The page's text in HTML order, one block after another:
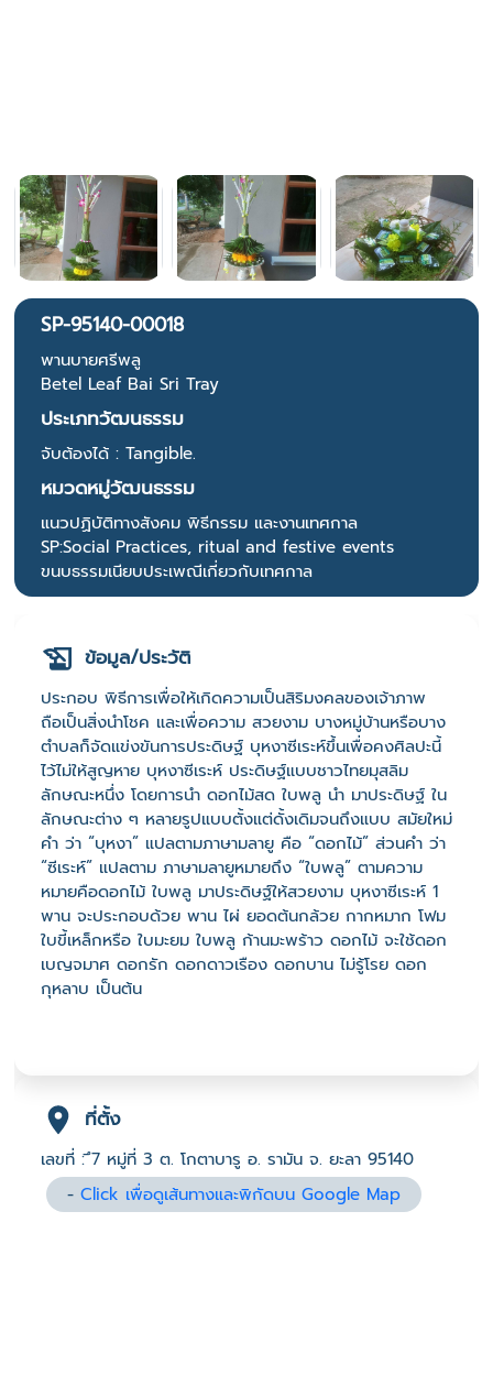
SP-95140-00018
พานบายศรีพลู
Betel Leaf Bai Sri Tray
ประเภทวัฒนธรรม
จับต้องได้ : Tangible.
หมวดหมู่วัฒนธรรม
แนวปฏิบัติทางสังคม พิธีกรรม และงานเทศกาล
SP:Social Practices, ritual and festive events
ขนบธรรมเนียบประเพณีเกี่ยวกับเทศกาล
ข้อมูล/ประวัติ
ประกอบ พิธีการเพื่อให้เกิดความเป็นสิริมงคลของเจ้าภาพ
ถือเป็นสิ่งนําโชค และเพื่อความ สวยงาม บางหมู่บ้านหรือบาง
ตําบลก็จัดแข่งขันการประดิษฐ์ บุหงาซีเระห์ขึ้นเพื่อคงศิลปะนี้
ไว้ไม่ให้สูญหาย บุหงาซีเระห์ ประดิษฐ์แบบชาวไทยมุสลิม
ลักษณะหนึ่ง โดยการนํา ดอกไม้สด ใบพลู นํา มาประดิษฐ์ ใน
ลักษณะต่าง ๆ หลายรูปแบบตั้งแต่ดั้งเดิมจนถึงแบบ สมัยใหม่
คํา ว่า “บุหงา” แปลตามภาษามลายู คือ “ดอกไม้” ส่วนคํา ว่า
“ซีเระห์” แปลตาม ภาษามลายูหมายถึง “ใบพลู” ตามความ
หมายคือดอกไม้ ใบพลู มาประดิษฐ์ให้สวยงาม บุหงาซีเระห์ 1
พาน จะประกอบด้วย พาน ไผ่ ยอดต้นกล้วย กากหมาก โฟม
ใบขี้เหล็กหรือ ใบมะยม ใบพลู ก้านมะพร้าว ดอกไม้ จะใช้ดอก
เบญจมาศ ดอกรัก ดอกดาวเรือง ดอกบาน ไม่รู้โรย ดอก
กุหลาบ เป็นต้น
ที่ตั้ง
เลขที่ : ึ7 หมู่ที่ 3 ต. โกตาบารู อ. รามัน จ. ยะลา 95140
-Click เพื่อดูเส้นทางและพิกัดบน Google Map